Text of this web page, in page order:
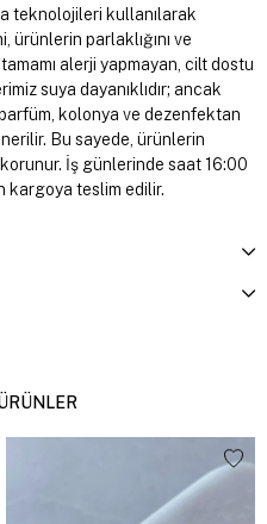
teknolojileri kullanılarak
ürünlerin parlaklığını ve
tamamı alerji yapmayan, cilt dostu
suya dayanıklıdır; ancak
kolonya ve dezenfektan
Bu sayede, ürünlerin
İş günlerinde saat 16:00
kargoya teslim edilir.